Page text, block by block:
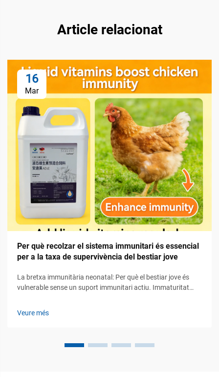
Article relacionat
16
Mar
Per què recolzar el sistema immunitari és essencial
per a la taxa de supervivència del bestiar jove
La bretxa immunitària neonatal: Per què el bestiar jove és
vulnerable sense un suport immunitari actiu. Immaturitat
Veure més